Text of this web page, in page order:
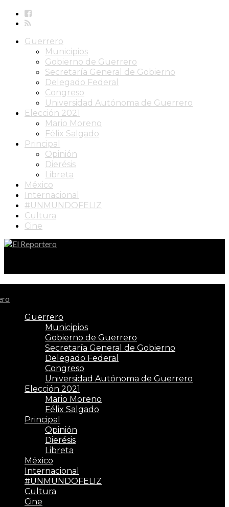
Guerrero
Municipios
Gobierno de Guerrero
Secretaría General de Gobierno
Delegado Federal
Congreso
Universidad Autónoma de Guerrero
Elección 2021
Mario Moreno
Félix Salgado
Principal
Opinión
Dierésis
Libreta
México
Internacional
#UNMUNDOFELIZ
Cultura
Cine
Guerrero
Municipios
Gobierno de Guerrero
Secretaría General de Gobierno
Delegado Federal
Congreso
Universidad Autónoma de Guerrero
Elección 2021
Mario Moreno
Félix Salgado
Principal
Opinión
Dierésis
Libreta
México
Internacional
#UNMUNDOFELIZ
Cultura
Cine